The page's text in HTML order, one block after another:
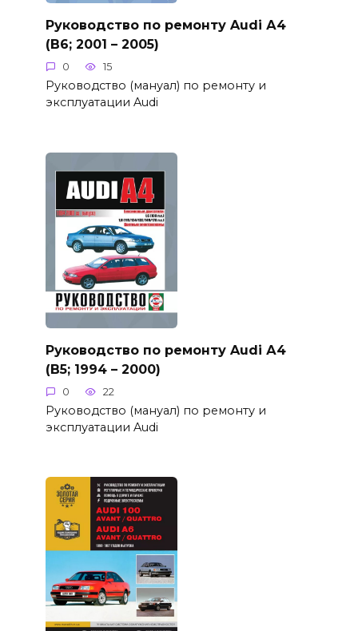
Руководство по ремонту Audi А4
(B6; 2001 – 2005)
0 15
Руководство (мануал) по ремонту и
эксплуатации Audi
Руководство по ремонту Audi А4
(B5; 1994 – 2000)
0 22
Руководство (мануал) по ремонту и
эксплуатации Audi